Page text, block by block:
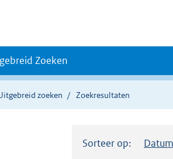
Zoeken
zoeken Zoekresultaten
Sorteer op: Datum